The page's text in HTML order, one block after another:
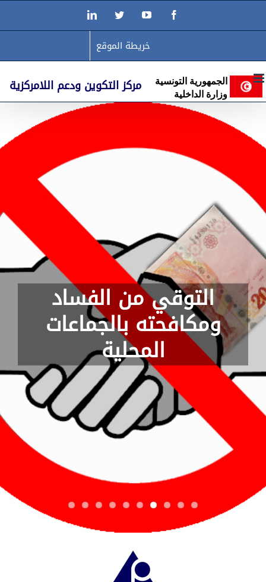
to
Facebook
YouTube
Twitter
LinkedIn
خريطة الموقع
الجمهورية التونسية
وزارة الداخلية
مركز التكوين ودعم اللامركزية
التوقي من الفساد
ومكافحته بالجماعات
المحلية